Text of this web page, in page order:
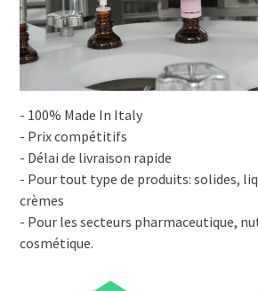
- 100% Made In Italy
- Prix compétitifs
- Délai de livraison rapide
- Pour tout type de produits: solides,
crèmes
- Pour les secteurs pharmaceutique,
cosmétique.